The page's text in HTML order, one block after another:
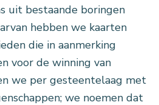
uit bestaande boringen
hebben we kaarten
die in aanmerking
voor de winning van
we per gesteentelaag met
we noemen dat